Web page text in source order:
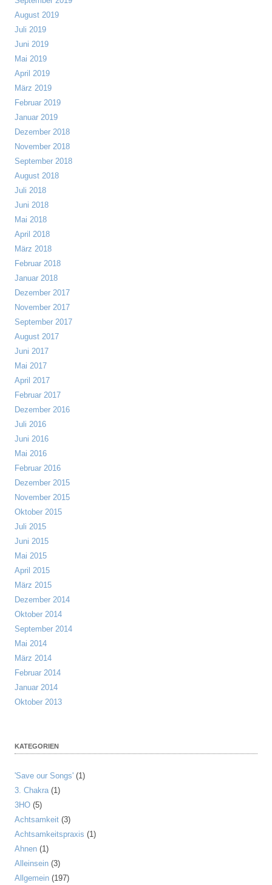
August 2019
Juli 2019
Juni 2019
Mai 2019
April 2019
März 2019
Februar 2019
Januar 2019
Dezember 2018
November 2018
September 2018
August 2018
Juli 2018
Juni 2018
Mai 2018
April 2018
März 2018
Februar 2018
Januar 2018
Dezember 2017
November 2017
September 2017
August 2017
Juni 2017
Mai 2017
April 2017
Februar 2017
Dezember 2016
Juli 2016
Juni 2016
Mai 2016
Februar 2016
Dezember 2015
November 2015
Oktober 2015
Juli 2015
Juni 2015
Mai 2015
April 2015
März 2015
Dezember 2014
Oktober 2014
September 2014
Mai 2014
März 2014
Februar 2014
Januar 2014
Oktober 2013
KATEGORIEN
'Save our Songs' (1)
3. Chakra(1)
3HO (5)
Achtsamkeit (3)
Achtsamkeitspraxis (1)
Ahnen (1)
Alleinsein (3)
Allgemein (197)